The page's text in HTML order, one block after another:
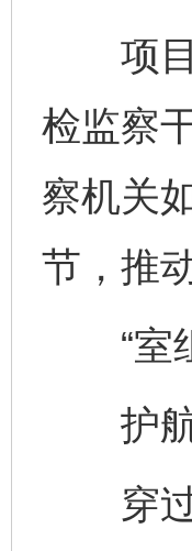
项目
检监察
察机关
节，推
“室
护航
穿过